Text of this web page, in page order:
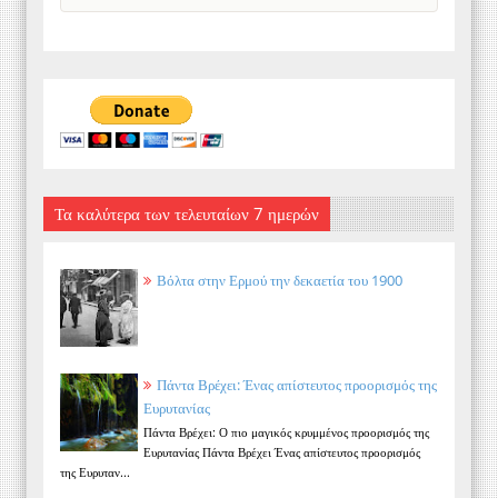
Τα καλύτερα των τελευταίων 7 ημερών
Βόλτα στην Ερμού την δεκαετία του 1900
Πάντα Βρέχει: Ένας απίστευτος προορισμός της
Ευρυτανίας
Πάντα Βρέχει: Ο πιο μαγικός κρυμμένος προορισμός της
Ευρυτανίας Πάντα Βρέχει Ένας απίστευτος προορισμός
της Ευρυταν...